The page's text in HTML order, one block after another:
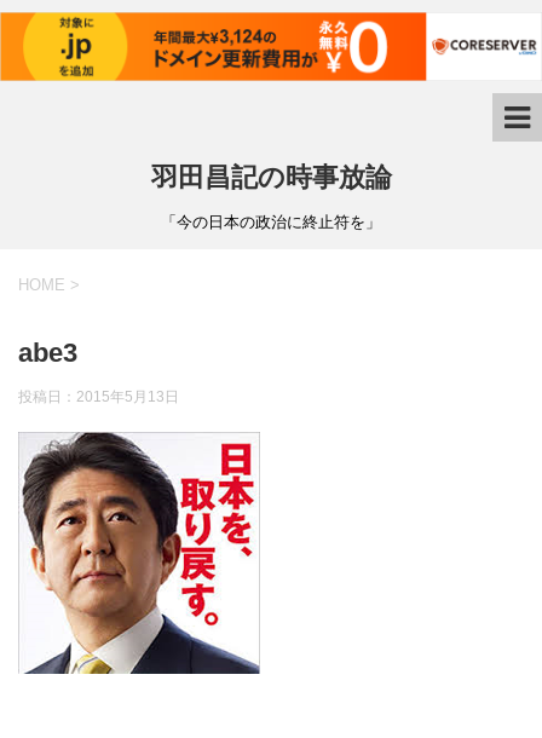
羽田昌記の時事放論
「今の日本の政治に終止符を」
HOME >
abe3
投稿日： 2015年5月13日